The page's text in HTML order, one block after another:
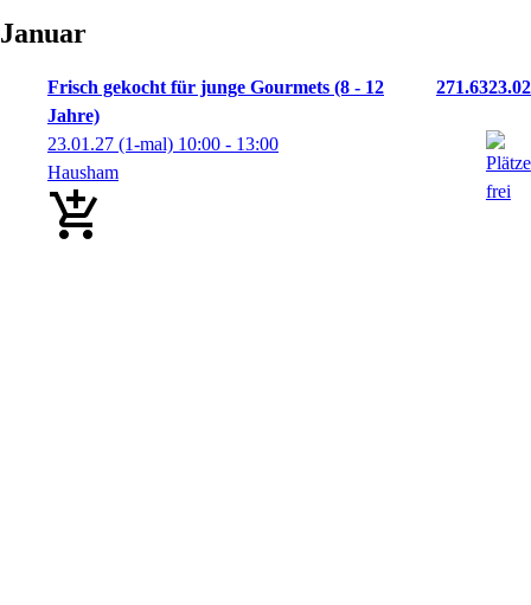
Januar
Frisch gekocht für junge Gourmets (8 - 12
Jahre)
271.6323.02
23.01.27 (1-mal) 10:00 - 13:00
Hausham